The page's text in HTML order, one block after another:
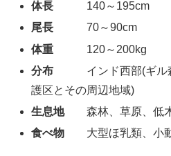
体長 140～195cm
尾長 70～90cm
体重 120～200kg
分布 インド西部(ギ
護区とその周辺地域)
生息地
森林、草原、低
食べ物 大型ほ乳類、小